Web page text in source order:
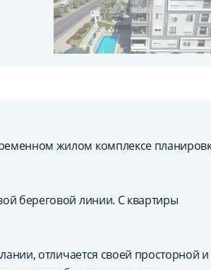
жилом комплексе
береговой линии. С квартиры
отличается своей просторной и